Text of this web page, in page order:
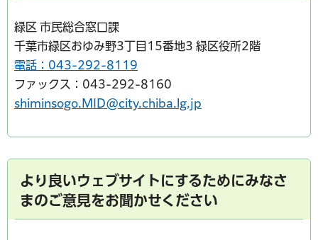
緑区 市民総合窓口課
千葉市緑区おゆみ野3丁目15番地3 緑区役所2階
電話：043-292-8119
ファックス：043-292-8160
shiminsogo.MID@city.chiba.lg.jp
より良いウェブサイトにするためにみなさ
まのご意見をお聞かせください